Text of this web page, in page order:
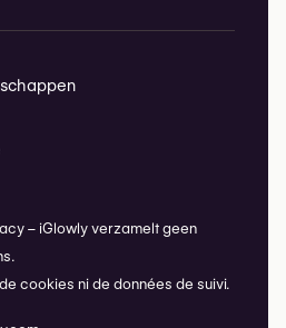
– iGlowly verzamelt geen
cookies ni de données de suivi.